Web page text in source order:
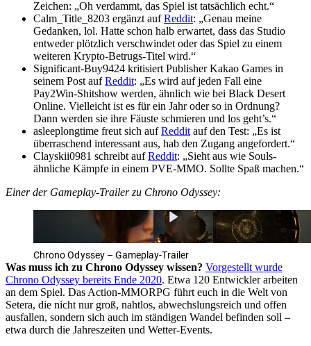
Zeichen: „Oh verdammt, das Spiel ist tatsächlich echt.“
Calm_Title_8203 ergänzt aufReddit: „Genau meine
Gedanken, lol. Hatte schon halb erwartet, dass das Studio
entweder plötzlich verschwindet oder das Spiel zu einem
weiteren Krypto-Betrugs-Titel wird.“
Significant-Buy9424 kritisiert Publisher Kakao Games in
seinem Post aufReddit: „Es wird auf jeden Fall eine
Pay2Win-Shitshow werden, ähnlich wie bei Black Desert
Online. Vielleicht ist es für ein Jahr oder so in Ordnung?
Dann werden sie ihre Fäuste schmieren und los geht’s.“
asleeplongtime freut sich aufReddit auf den Test: „Es ist
überraschend interessant aus, hab den Zugang angefordert.“
Clayskii0981 schreibt aufReddit: „Sieht aus wie Souls-
ähnliche Kämpfe in einem PVE-MMO. Sollte Spaß machen.“
Einer der Gameplay-Trailer zu Chrono Odyssey:
Chrono Odyssey – Gameplay-Trailer
Was muss ich zu Chrono Odyssey wissen? Vorgestellt wurde
Chrono Odyssey bereits Ende 2020. Etwa 120 Entwickler arbeiten
an dem Spiel. Das Action-MMORPG führt euch in die Welt von
Setera, die nicht nur groß, nahtlos, abwechslungsreich und offen
ausfallen, sondern sich auch im ständigen Wandel befinden soll –
etwa durch die Jahreszeiten und Wetter-Events.